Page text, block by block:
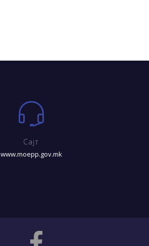
Сајт
www.moepp.gov.mk